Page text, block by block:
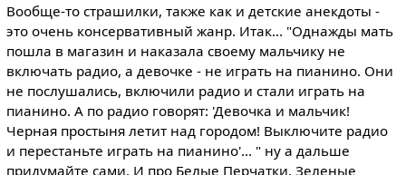
Вообще-то страшилки, также как и детские анекдоты -
это очень консервативный жанр. Итак... "Однажды мать
пошла в магазин и наказала своему мальчику не
включать радио, а девочке - не играть на пианино. Они
не послушались, включили радио и стали играть на
пианино. А по радио говорят: 'Девочка и мальчик!
Черная простыня летит над городом! Выключите радио
и перестаньте играть на пианино'... " ну а дальше
придумайте сами. И про Белые Перчатки, Зеленые